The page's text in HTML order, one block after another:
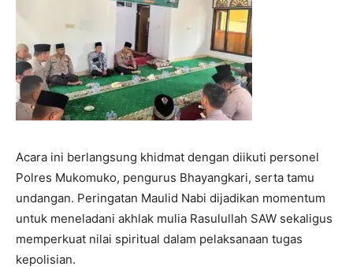
Acara ini berlangsung khidmat dengan diikuti personel
Polres Mukomuko, pengurus Bhayangkari, serta tamu
undangan. Peringatan Maulid Nabi dijadikan momentum
untuk meneladani akhlak mulia Rasulullah SAW sekaligus
memperkuat nilai spiritual dalam pelaksanaan tugas
kepolisian.